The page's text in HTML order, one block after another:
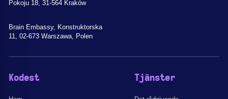
Pokoju 18, 31-564 Kraków
Brain Embassy, Konstruktorska
11, 02-673 Warszawa, Polen
Kodest Tjänster